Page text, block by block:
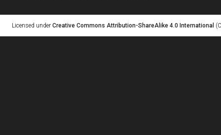
Licensed under Creative Commons Attribution-ShareAlike 4.0 International